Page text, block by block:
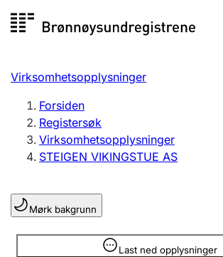
til
Registersøk
Aksjeselskap
Enkeltpersonforetak
Registrere, endre, slette
Lag og forening
Registrere, endre, slette
Virksomhetsopplysninger
Forsiden
Registersøk
Virksomhetsopplysninger
STEIGEN VIKINGSTUE AS
Mørk bakgrunn
Last ned opplysninger
Opplysninger er skjult